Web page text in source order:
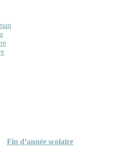
Fin d’année scolaire